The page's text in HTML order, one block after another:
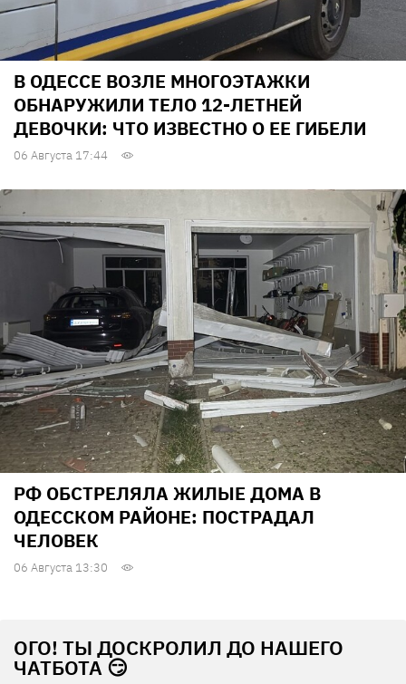
В ОДЕССЕ ВОЗЛЕ МНОГОЭТАЖКИ
ОБНАРУЖИЛИ ТЕЛО 12-ЛЕТНЕЙ
ДЕВОЧКИ: ЧТО ИЗВЕСТНО О ЕЕ ГИБЕЛИ
06 Августа 17:44
РФ ОБСТРЕЛЯЛА ЖИЛЫЕ ДОМА В
ОДЕССКОМ РАЙОНЕ: ПОСТРАДАЛ
ЧЕЛОВЕК
06 Августа 13:30
ОГО! ТЫ ДОСКРОЛИЛ ДО НАШЕГО
ЧАТБОТА 😏